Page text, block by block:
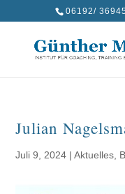
06192/ 36945
Julian
Juli 9, 2024 |Aktuelles